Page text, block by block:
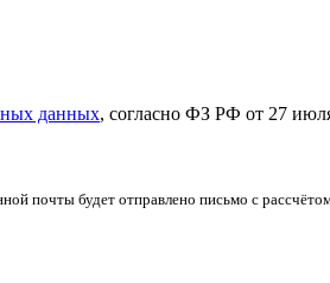
данных, согласно ФЗ РФ от 27
почты будет отправлено письмо с